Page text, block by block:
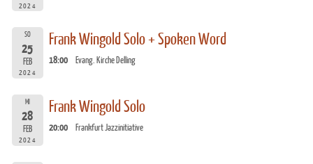
2024
SO
25
FEB
2024
Frank Wingold Solo + Spoken Word
18:00 Evang. Kirche Delling
MI
28
FEB
2024
Frank Wingold Solo
20:00 Frankfurt Jazzinitiative